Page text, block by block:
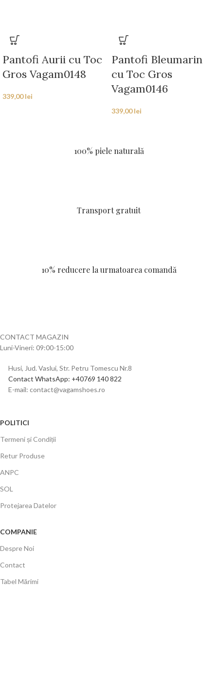
Pantofi Aurii cu Toc
Gros Vagam0148
339,00lei
Pantofi Bleumarin
cu Toc Gros
Vagam0146
339,00lei
100% piele naturală
Transport gratuit
10% reducere la urmatoarea comandă
CONTACT MAGAZIN
Luni-Vineri: 09:00-15:00
Husi, Jud. Vaslui, Str. Petru Tomescu Nr.8
Contact WhatsApp: +40769 140 822
E-mail: contact@vagamshoes.ro
POLITICI
Termeni și Condiții
Retur Produse
ANPC
SOL
Protejarea Datelor
COMPANIE
Despre Noi
Contact
Tabel Mărimi